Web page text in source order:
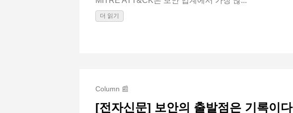
더 읽기
Column 📰
[전자신문] 보안의 출발점은 기록이다